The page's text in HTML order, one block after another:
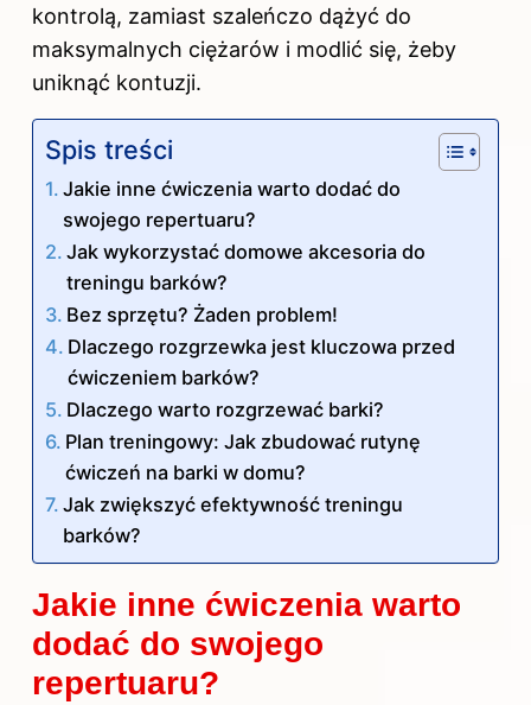
kontrolą, zamiast szaleńczo dążyć do
maksymalnych ciężarów i modlić się, żeby
uniknąć kontuzji.
Spis treści
Jakie inne ćwiczenia warto dodać do
swojego repertuaru?
Jak wykorzystać domowe akcesoria do
treningu barków?
Bez sprzętu? Żaden problem!
Dlaczego rozgrzewka jest kluczowa przed
ćwiczeniem barków?
Dlaczego warto rozgrzewać barki?
Plan treningowy: Jak zbudować rutynę
ćwiczeń na barki w domu?
Jak zwiększyć efektywność treningu
barków?
Jakie inne ćwiczenia warto
dodać do swojego
repertuaru?